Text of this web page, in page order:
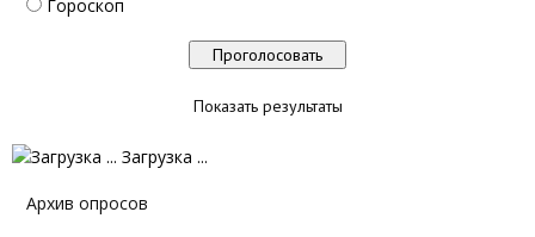
Гороскоп
Показать результаты
Загрузка ...
Архив опросов